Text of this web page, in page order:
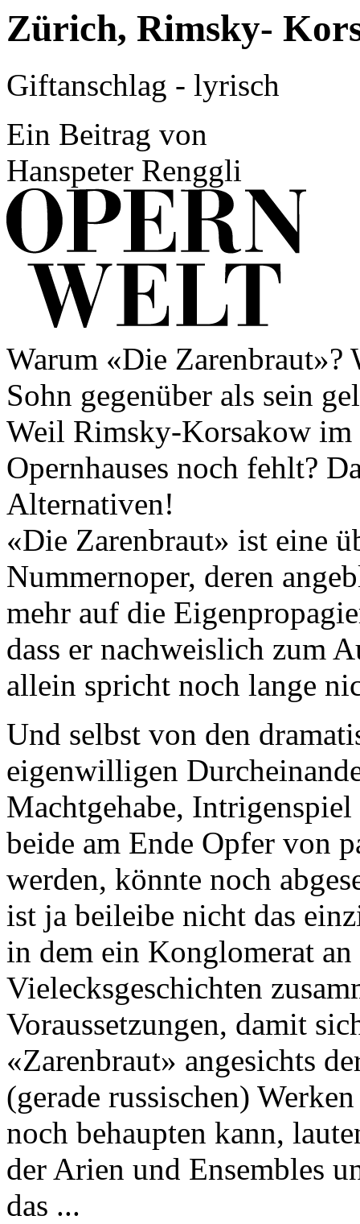
Zürich, Rimsky-
Giftanschlag - lyrisch
Ein Beitrag von
Hanspeter Renggli
Warum «Die Zarenbraut»?
Sohn gegenüber als sein
Weil Rimsky-Korsakow im
Opernhauses noch fehlt?
Alternativen!
«Die Zarenbraut» ist eine
Nummernoper, deren
mehr auf die
dass er nachweislich zum
allein spricht noch lange
Und selbst von den
eigenwilligen
Machtgehabe,
beide am Ende Opfer von
werden, könnte noch
ist ja beileibe nicht das
in dem ein Konglomerat
Vielecksgeschichten
Voraussetzungen, damit
«Zarenbraut» angesichts
(gerade russischen)
noch behaupten kann,
der Arien und Ensembles
das ...